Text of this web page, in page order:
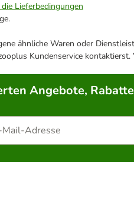
Lieferbedingungen
ähnliche Waren oder
Kundenservice
Angebote,